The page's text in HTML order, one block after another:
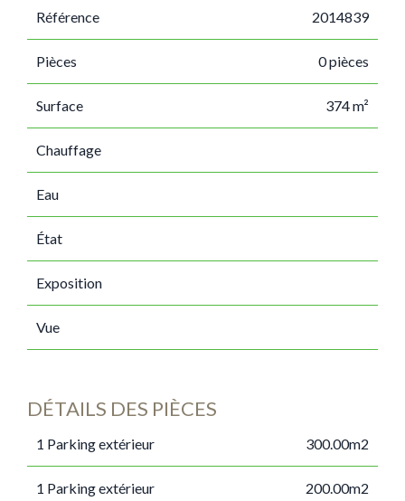
Référence 2014839
Pièces 0 pièces
Surface 374 m²
Chauffage
Eau
État
Exposition
Vue
DÉTAILS DES PIÈCES
1 Parking extérieur 300.00m2
1 Parking extérieur 200.00m2